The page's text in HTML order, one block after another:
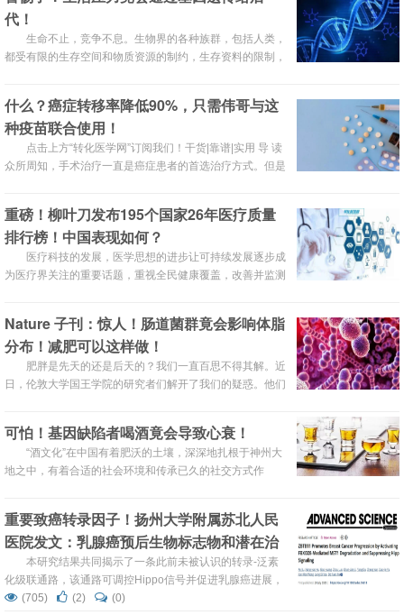
代！
生命不止，竞争不息。生物界的各种族群，包括人类，
都受有限的生存空间和物质资源的制约，生存资料的限制，
什么？癌症转移率降低90%，只需伟哥与这
种疫苗联合使用！
点击上方“转化医学网”订阅我们！干货|靠谱|实用 导 读
众所周知，手术治疗一直是癌症患者的首选治疗方式。但是
苗联合使用可有效阻止癌症转移。说起“伟哥”的诞生，那着
实是个意外！先来回顾下伟哥的“光荣”历史。“伟哥”原名并
不叫“伟哥”，西地那非才是其原本的名字。并且不管你
重磅！柳叶刀发布195个国家26年医疗质量
排行榜！中国表现如何？
医疗科技的发展，医学思想的进步让可持续发展逐步成
为医疗界关注的重要话题，重视全民健康覆盖，改善并监测
Nature 子刊：惊人！肠道菌群竟会影响体脂
分布！减肥可以这样做！
肥胖是先天的还是后天的？我们一直百思不得其解。近
日，伦敦大学国王学院的研究者们解开了我们的疑惑。他们
可怕！基因缺陷者喝酒竟会导致心衰！
“酒文化”在中国有着肥沃的土壤，深深地扎根于神州大
地之中，有着合适的社会环境和传承已久的社交方式作
重要致癌转录因子！扬州大学附属苏北人民
医院发文：乳腺癌预后生物标志物和潜在治
疗靶点
本研究结果共同揭示了一条此前未被认识的转录-泛素
化级联通路，该通路可调控Hippo信号并促进乳腺癌进展，
表明这一轴线是一个潜在的治疗靶点，值得进一步验证以抑
(705) (2) (0)